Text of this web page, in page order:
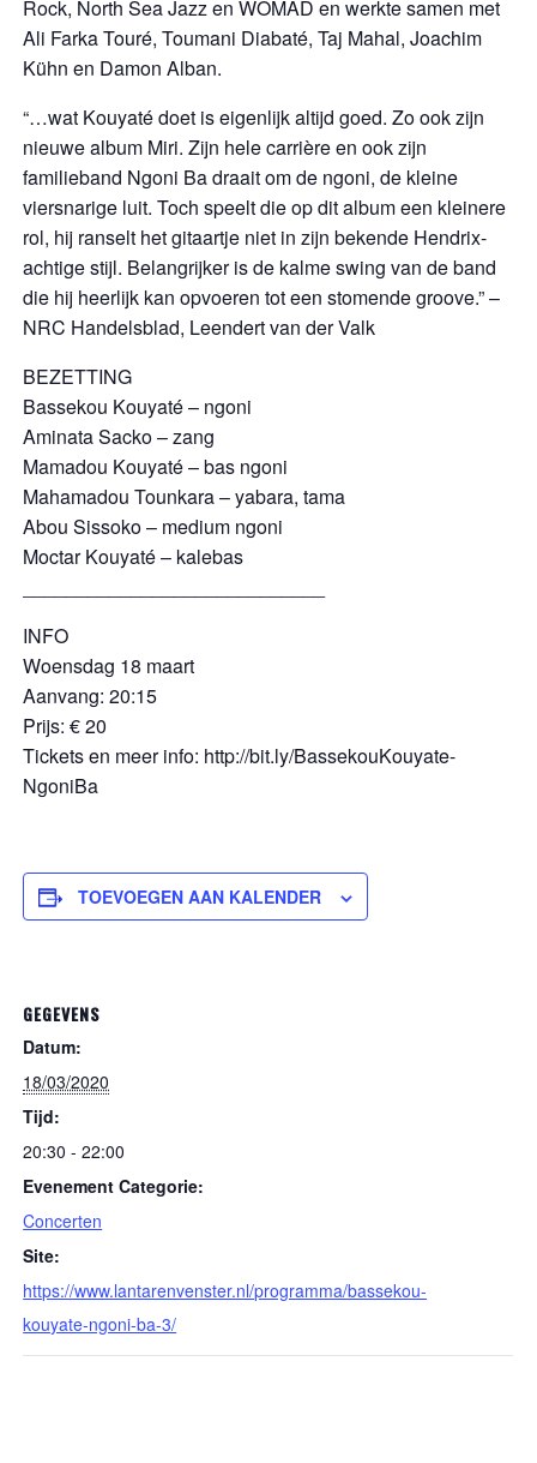
Rock, North Sea Jazz en WOMAD en werkte samen met
Ali Farka Touré, Toumani Diabaté, Taj Mahal, Joachim
Kühn en Damon Alban.
“…wat Kouyaté doet is eigenlijk altijd goed. Zo ook zijn
nieuwe album Miri. Zijn hele carrière en ook zijn
familieband Ngoni Ba draait om de ngoni, de kleine
viersnarige luit. Toch speelt die op dit album een kleinere
rol, hij ranselt het gitaartje niet in zijn bekende Hendrix-
achtige stijl. Belangrijker is de kalme swing van de band
die hij heerlijk kan opvoeren tot een stomende groove.” –
NRC Handelsblad, Leendert van der Valk
BEZETTING
Bassekou Kouyaté – ngoni
Aminata Sacko – zang
Mamadou Kouyaté – bas ngoni
Mahamadou Tounkara – yabara, tama
Abou Sissoko – medium ngoni
Moctar Kouyaté – kalebas
INFO
Woensdag 18 maart
Aanvang: 20:15
Prijs: € 20
Tickets en meer info: http://bit.ly/BassekouKouyate-
NgoniBa
TOEVOEGEN AAN KALENDER
GEGEVENS
Datum:
18/03/2020
Tijd:
20:30 - 22:00
Evenement Categorie:
Concerten
Site:
https://www.lantarenvenster.nl/programma/bassekou-
kouyate-ngoni-ba-3/